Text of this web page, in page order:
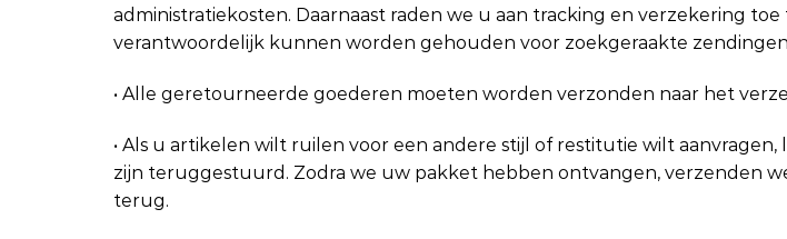
administratiekosten. Daarnaast raden we u aan tracking en verzekering
verantwoordelijk kunnen worden gehouden voor zoekgeraakte
• Alle geretourneerde goederen moeten worden verzonden naar het
• Als u artikelen wilt ruilen voor een andere stijl of restitutie wilt
zijn teruggestuurd. Zodra we uw pakket hebben ontvangen, verzenden
terug.